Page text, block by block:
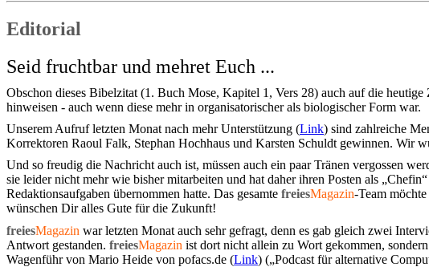
Editorial
Seid fruchtbar und mehret Euch ...
Obschon dieses Bibelzitat (1. Buch Mose, Kapitel 1, Vers 28) auch auf die
hinweisen - auch wenn diese mehr in organisatorischer als biologischer Form war.
Unserem Aufruf letzten Monat nach mehr Unterstützung (Link) sind zahlreiche
Korrektoren Raoul Falk, Stephan Hochhaus und Karsten Schuldt gewinnen. Wir
Und so freudig die Nachricht auch ist, müssen auch ein paar Tränen vergossen
sie leider nicht mehr wie bisher mitarbeiten und hat daher ihren Posten als
Redaktionsaufgaben übernommen hatte. Das gesamte freiesMagazin-Team
wünschen Dir alles Gute für die Zukunft!
freiesMagazin war letzten Monat auch sehr gefragt, denn es gab gleich zwei
Antwort gestanden. freiesMagazin ist dort nicht allein zu Wort gekommen,
Wagenführ von Mario Heide von pofacs.de (Link) („Podcast für alternative